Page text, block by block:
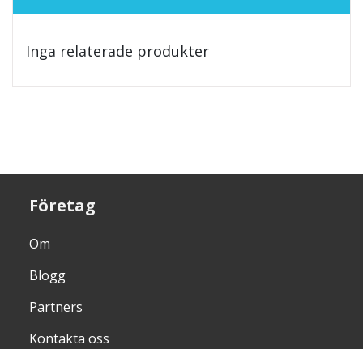
Inga relaterade produkter
Företag
Om
Blogg
Partners
Kontakta oss